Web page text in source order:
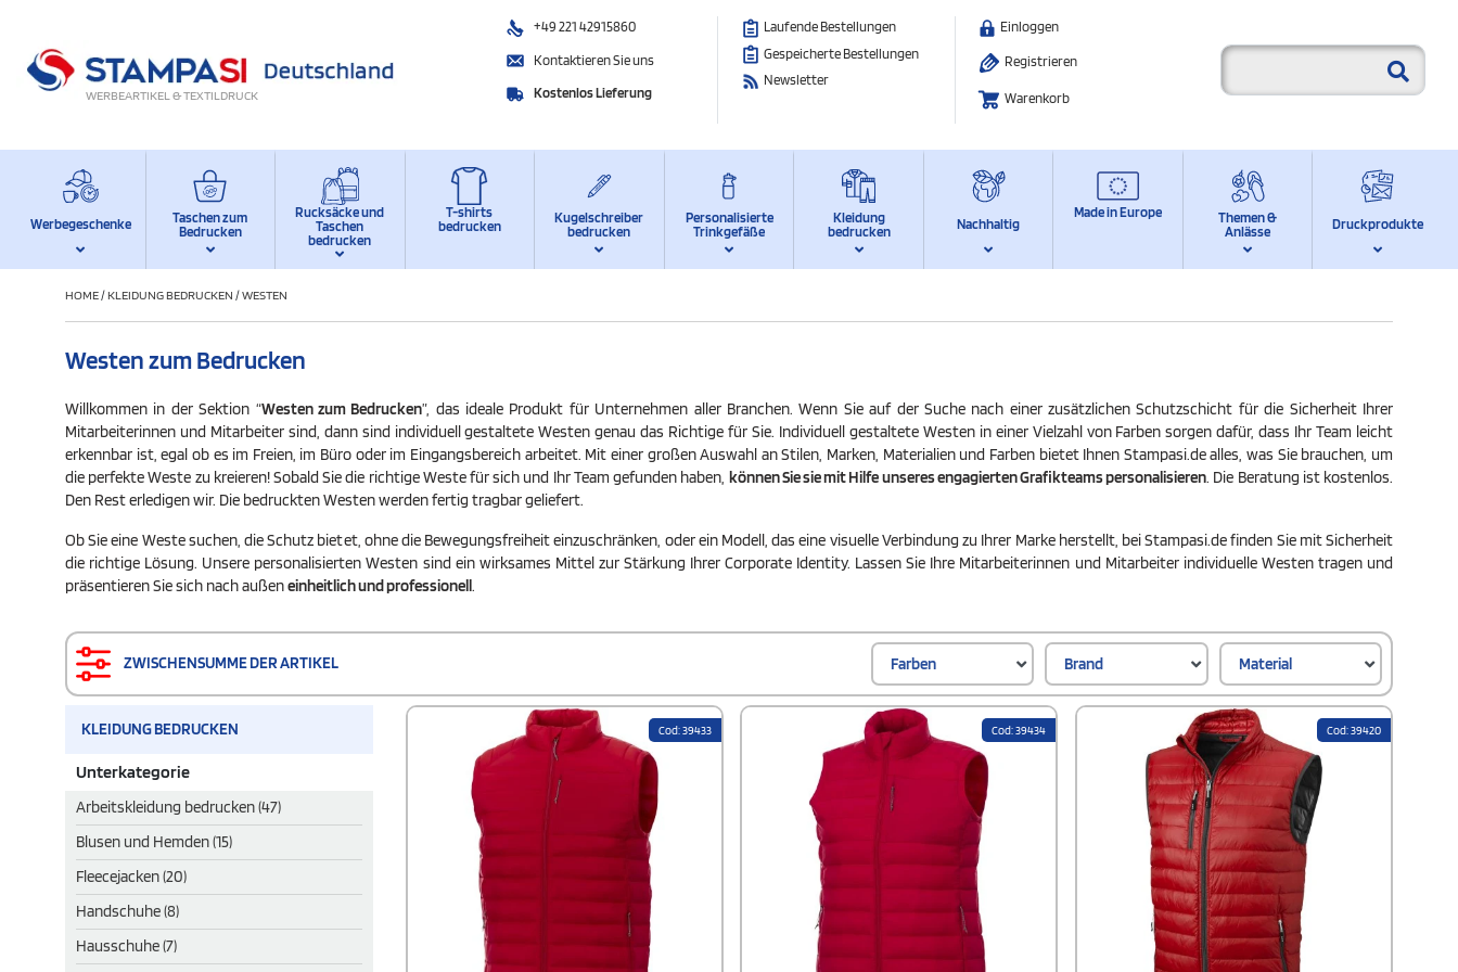
WERBEARTIKEL & TEXTILDRUCK
+49 221 42915860
Kontaktieren Sie uns
Kostenlos Lieferung
Laufende Bestellungen
Gespeicherte Bestellungen
Newsletter
Einloggen
Registrieren
Warenkorb
Werbegeschenke
Taschen zum
Bedrucken
Rucksäcke und
Taschen
bedrucken
T-shirts
bedrucken
Kugelschreiber
bedrucken
Personalisierte
Trinkgefäße
Kleidung
bedrucken
Nachhaltig
Made in Europe
Themen &
Anlässe
Druckprodukte
HOME/KLEIDUNG BEDRUCKEN /WESTEN
Westen zum Bedrucken
Willkommen in der Sektion “Westen zum Bedrucken”, das ideale Produkt für Unternehmen aller Branchen. Wenn Sie auf der Suche nach einer zusätzlichen Schutzschicht für die Sicherheit Ihrer
Mitarbeiterinnen und Mitarbeiter sind, dann sind individuell gestaltete Westen genau das Richtige für Sie. Individuell gestaltete Westen in einer Vielzahl von Farben sorgen dafür, dass Ihr Team leicht
erkennbar ist, egal ob es im Freien, im Büro oder im Eingangsbereich arbeitet. Mit einer großen Auswahl an Stilen, Marken, Materialien und Farben bietet Ihnen Stampasi.de alles, was Sie brauchen, um
die perfekte Weste zu kreieren! Sobald Sie die richtige Weste für sich und Ihr Team gefunden haben, können Sie sie mit Hilfe unseres engagierten Grafikteams personalisieren. Die Beratung ist kostenlos.
Den Rest erledigen wir. Die bedruckten Westen werden fertig tragbar geliefert.
Ob Sie eine Weste suchen, die Schutz bietet, ohne die Bewegungsfreiheit einzuschränken, oder ein Modell, das eine visuelle Verbindung zu Ihrer Marke herstellt, bei Stampasi.de finden Sie mit Sicherheit
die richtige Lösung. Unsere personalisierten Westen sind ein wirksames Mittel zur Stärkung Ihrer Corporate Identity. Lassen Sie Ihre Mitarbeiterinnen und Mitarbeiter individuelle Westen tragen und
präsentieren Sie sich nach außeneinheitlich und professionell .
ZWISCHENSUMME DER ARTIKEL Farben Brand Material
KLEIDUNG BEDRUCKEN
Unterkategorie
Arbeitskleidung bedrucken (47)
Blusen und Hemden (15)
Fleecejacken (20)
Handschuhe (8)
Hausschuhe (7)
Cod: 39433 Cod: 39434 Cod: 39420